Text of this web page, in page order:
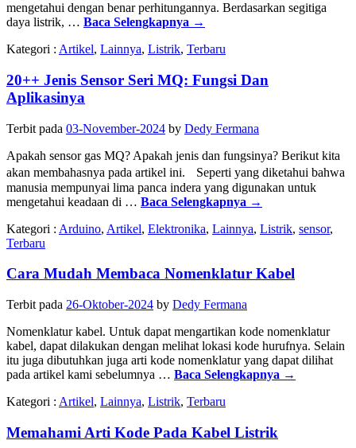
mengetahui dengan benar perhitungannya. Berdasarkan segitiga
daya listrik, … Baca Selengkapnya →
Kategori : Artikel, Lainnya, Listrik, Terbaru
20++ Jenis Sensor Seri MQ: Fungsi Dan
Aplikasinya
Terbit pada 03-November-2024 by Dedy Fermana
Apakah sensor gas MQ? Apakah jenis dan fungsinya? Berikut kita
akan membahasnya pada artikel ini. Seperti yang diketahui bahwa
manusia mempunyai lima panca indera yang digunakan untuk
mengetahui keadaan di … Baca Selengkapnya →
Kategori : Arduino, Artikel, Elektronika, Lainnya, Listrik, sensor,
Terbaru
Cara Mudah Membaca Nomenklatur Kabel
Terbit pada 26-Oktober-2024 by Dedy Fermana
Nomenklatur kabel. Untuk dapat mengartikan kode nomenklatur
kabel, dapat dilakukan dengan melihat lokasi kode hurufnya. Selain
itu juga dibutuhkan juga arti kode nomenklatur yang dapat dilihat
pada artikel kami sebelumnya … Baca Selengkapnya →
Kategori : Artikel, Lainnya, Listrik, Terbaru
Memahami Arti Kode Pada Kabel Listrik